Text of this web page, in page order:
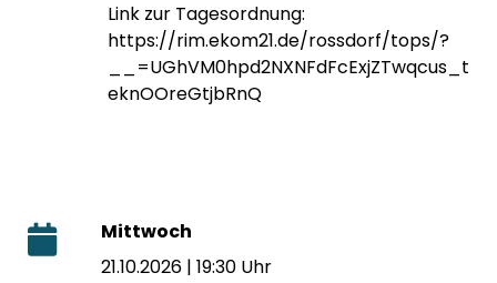
Link zur Tagesordnung:
https://rim.ekom21.de/rossdorf/tops/?
__=UGhVM0hpd2NXNFdFcExjZTwqcus_t
eknOOreGtjbRnQ
Mittwoch
21.10.2026 | 19:30 Uhr